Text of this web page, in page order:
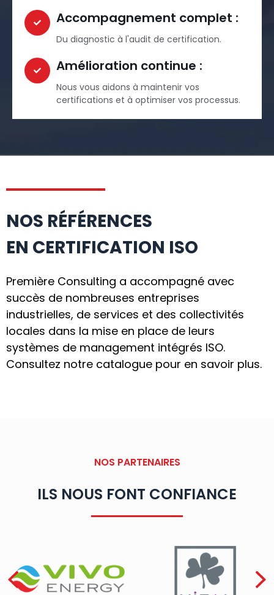
Accompagnement complet :
Du diagnostic à l'audit de certification.
Amélioration continue :
Nous vous aidons à maintenir vos
certifications et à optimiser vos processus.
NOS RÉFÉRENCES
EN CERTIFICATION ISO
Première Consulting a accompagné avec
succès de nombreuses entreprises
industrielles, de services et des collectivités
locales dans la mise en place de leurs
systèmes de management intégrés ISO.
Consultez notre catalogue pour en savoir plus.
NOS PARTENAIRES
ILS NOUS FONT CONFIANCE